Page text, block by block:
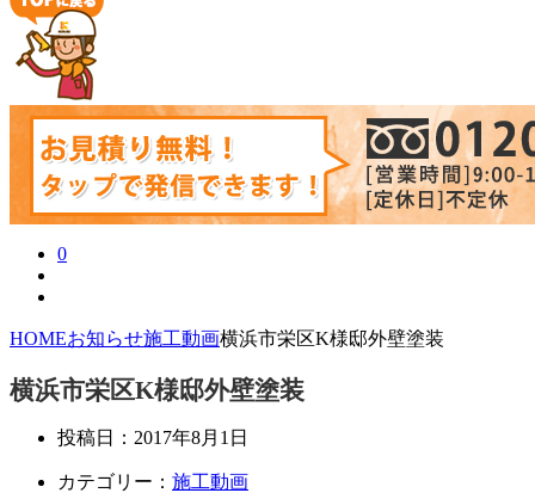
0
HOMEお知らせ施工動画横浜市栄区K様邸外壁塗装
横浜市栄区K様邸外壁塗装
投稿日： 2017年8月1日
カテゴリー： 施工動画